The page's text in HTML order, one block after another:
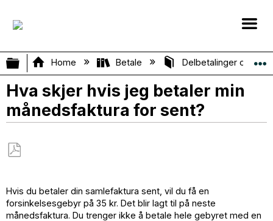
Expand/collapse global hierarchy
Home Betale Delbetalinger og
Hva skjer hvis jeg betaler min
månedsfaktura for sent?
PDF
Hvis du betaler din samlefaktura sent, vil du få en
forsinkelsesgebyr på 35 kr. Det blir lagt til på neste
månedsfaktura. Du trenger ikke å betale hele gebyret med en